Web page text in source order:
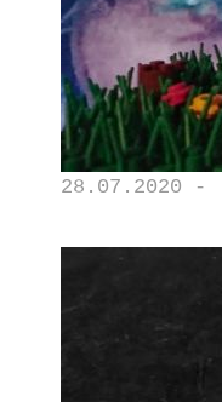
28.07.2020 -